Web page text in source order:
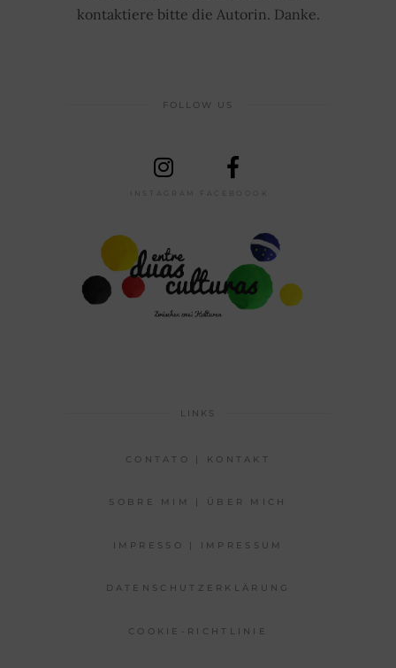
kontaktiere bitte die Autorin. Danke.
FOLLOW US
INSTAGRAM FACEBOOOK
LINKS
CONTATO | KONTAKT
SOBRE MIM | ÜBER MICH
IMPRESSO | IMPRESSUM
DATENSCHUTZERKLÄRUNG
COOKIE-RICHTLINIE